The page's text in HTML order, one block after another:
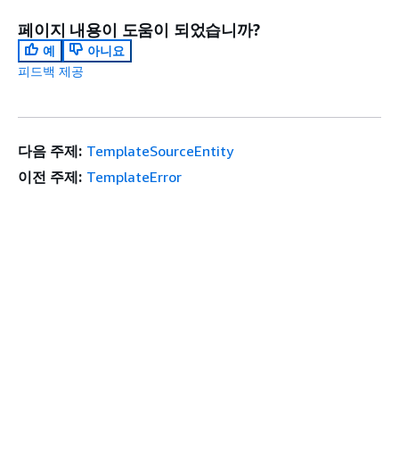
페이지 내용이 도움이 되었습니까?
예
아니요
피드백 제공
다음 주제: TemplateSourceEntity
이전 주제: TemplateError